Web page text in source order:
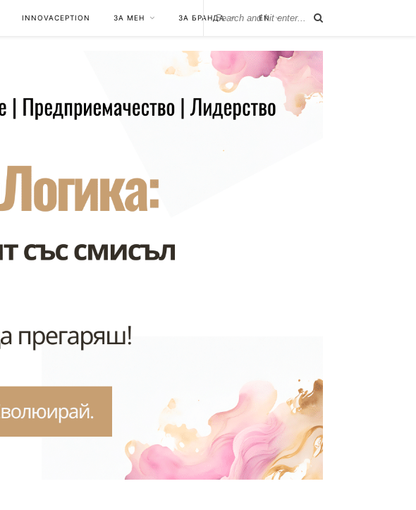
INNOVACEPTION ЗА МЕН ЗА БРАНДА EN